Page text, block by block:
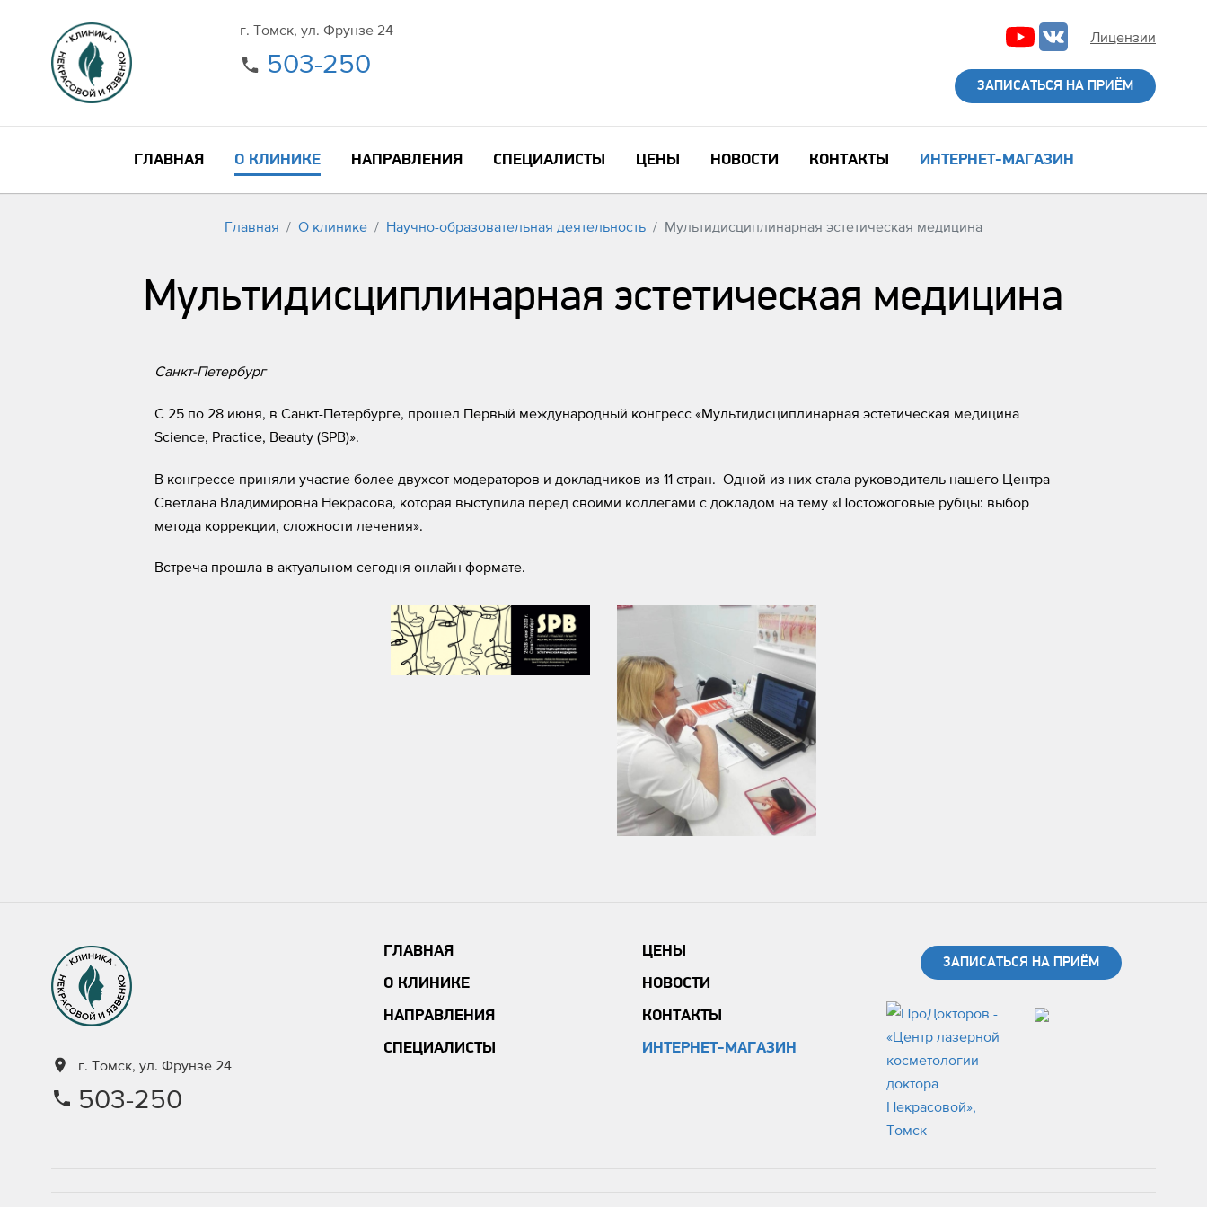
г. Томск, ул. Фрунзе 24
503-250
Лицензии
ЗАПИСАТЬСЯ НА ПРИЁМ
ГЛАВНАЯ О КЛИНИКЕ НАПРАВЛЕНИЯ СПЕЦИАЛИСТЫ ЦЕНЫ НОВОСТИ КОНТАКТЫ ИНТЕРНЕТ-МАГАЗИН
Главная О клинике Научно-образовательная деятельность Мультидисциплинарная эстетическая медицина
Мультидисциплинарная эстетическая медицина
Санкт-Петербург
С 25 по 28 июня, в Санкт-Петербурге, прошел Первый международный конгресс «Мультидисциплинарная эстетическая медицина
Science, Practice, Beauty (SPB)».
В конгрессе приняли участие более двухсот модераторов и докладчиков из 11 стран. Одной из них стала руководитель нашего Центра
Светлана Владимировна Некрасова, которая выступила перед своими коллегами с докладом на тему «Постожоговые рубцы: выбор
метода коррекции, сложности лечения».
Встреча прошла в актуальном сегодня онлайн формате.
г. Томск, ул. Фрунзе 24
503-250
ГЛАВНАЯ
О КЛИНИКЕ
НАПРАВЛЕНИЯ
СПЕЦИАЛИСТЫ
ЦЕНЫ
НОВОСТИ
КОНТАКТЫ
ИНТЕРНЕТ-МАГАЗИН
ЗАПИСАТЬСЯ НА ПРИЁМ